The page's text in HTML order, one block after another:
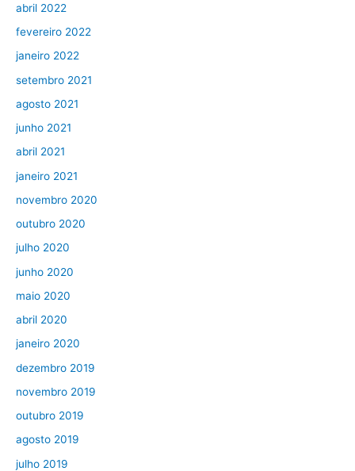
abril 2022
fevereiro 2022
janeiro 2022
setembro 2021
agosto 2021
junho 2021
abril 2021
janeiro 2021
novembro 2020
outubro 2020
julho 2020
junho 2020
maio 2020
abril 2020
janeiro 2020
dezembro 2019
novembro 2019
outubro 2019
agosto 2019
julho 2019